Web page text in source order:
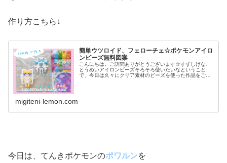
作り方こちら↓
簡単ウツロイド、フェローチェ☆ポケモンアイロ
ンビーズ無料図案
こんにちは。ご訪問ありがとうございます☆すずしげな、
とうめいアイロンビーズそろそろ使いたいなということ
で、今日は久々にクリア素材のビーズを使った作品をご紹
migiteni-lemon.com
今日は、てんきポケモンのポワルンを